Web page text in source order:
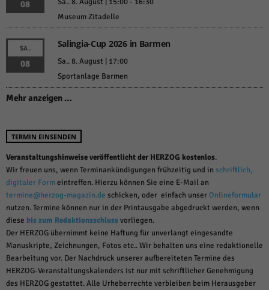
08
Museum Zitadelle
SA.
08
Salingia-Cup 2026 in Barmen
Sa.. 8. August | 17:00
Sportanlage Barmen
Mehr anzeigen …
TERMIN EINSENDEN
Veranstaltungshinweise veröffentlicht der HERZOG kostenlos.
Wir freuen uns, wenn Terminankündigungen frühzeitig und in schriftlich,
digitaler Formeintreffen. Hierzu können Sie eine E-Mail an
termine@herzog-magazin.de schicken, oder einfach unserOnlineformular
nutzen. Termine können nur in der Printausgabe abgedruckt werden, wenn
diese bis zum Redaktionsschlussvorliegen.
Der HERZOG übernimmt keine Haftung für unverlangt eingesandte
Manuskripte, Zeichnungen, Fotos etc.. Wir behalten uns eine redaktionelle
Bearbeitung vor. Der Nachdruck unserer aufbereiteten Termine des
HERZOG-Veranstaltungskalenders ist nur mit schriftlicher Genehmigung
des HERZOG gestattet. Alle Urheberrechte verbleiben beim Herausgeber